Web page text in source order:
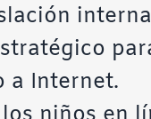
a Internet.